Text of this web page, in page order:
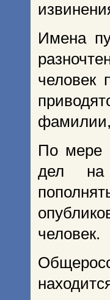
Имена
человек
фамилии,
По мере
дел на
человек.